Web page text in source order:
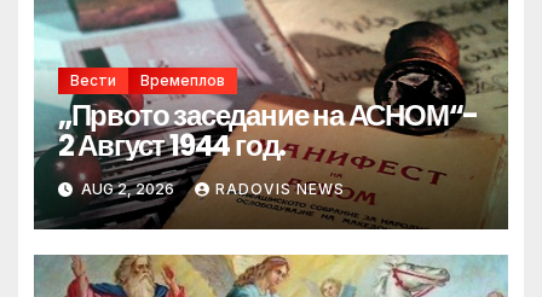
Вести Времеплов
„Првото заседание на АСНОМ“-
2 Август 1944 год.
AUG 2, 2026 RADOVIS NEWS